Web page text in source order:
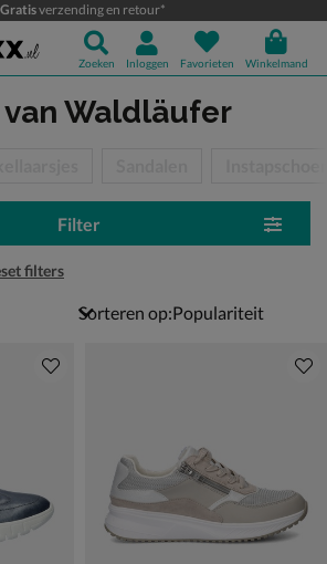
Gratisverzending en retour*
Zoeken Inloggen Favorieten Winkelmand
van Waldläufer
Filter
filters
Sorteren op: